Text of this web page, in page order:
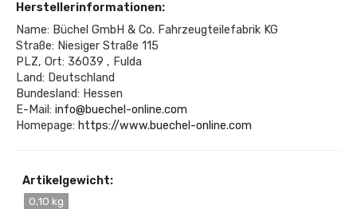
Herstellerinformationen:
Name: Büchel GmbH & Co. Fahrzeugteilefabrik KG
Straße: Niesiger Straße 115
PLZ, Ort: 36039 , Fulda
Land: Deutschland
Bundesland: Hessen
E-Mail: info@buechel-online.com
Homepage: https://www.buechel-online.com
Artikelgewicht:
0,10 kg